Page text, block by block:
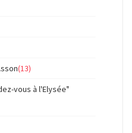
(13)
vous à l'Elysée"